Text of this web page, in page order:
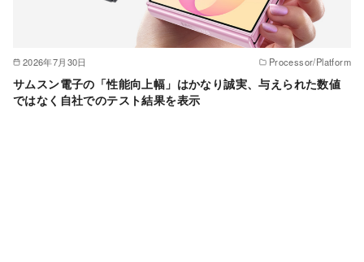
2026年7月30日 Processor/Platform
サムスン電子の「性能向上幅」はかなり誠実、与えられた数値
ではなく自社でのテスト結果を表示